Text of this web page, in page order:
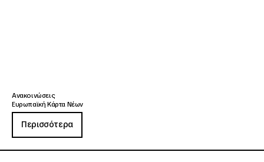
Ανακοινώσεις
Ευρωπαϊκή Κάρτα Νέων
Περισσότερα